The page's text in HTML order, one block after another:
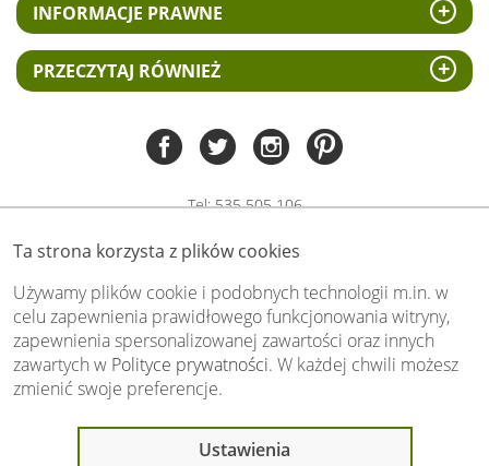
Ta strona korzysta z plików cookies
Używamy plików cookie i podobnych technologii m.in. w
celu zapewnienia prawidłowego funkcjonowania witryny,
zapewnienia spersonalizowanej zawartości oraz innych
zawartych w Polityce prywatności. W każdej chwili możesz
zmienić swoje preferencje.
Ustawienia
INFORMACJE PRAWNE
PRZECZYTAJ RÓWNIEŻ
Tel:535 505 106
biuro@swiat-obrazow.pl
Copyright by swiat-obrazow.pl 2026,
Wszelkie prawa zastrzeżone
Stronę oceniło już13705osób.
Otrzymaliśmy4.89pkt. na 5możliwych.
Oceń nas również Ty:
Ostatnio 13 osób